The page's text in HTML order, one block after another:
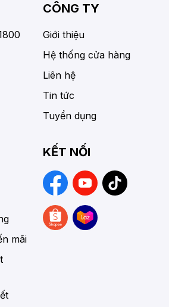
CÔNG TY
Giới thiệu
Hệ thống cửa hàng
Liên hệ
Tin tức
Tuyển dụng
mãi
KẾT NỐI